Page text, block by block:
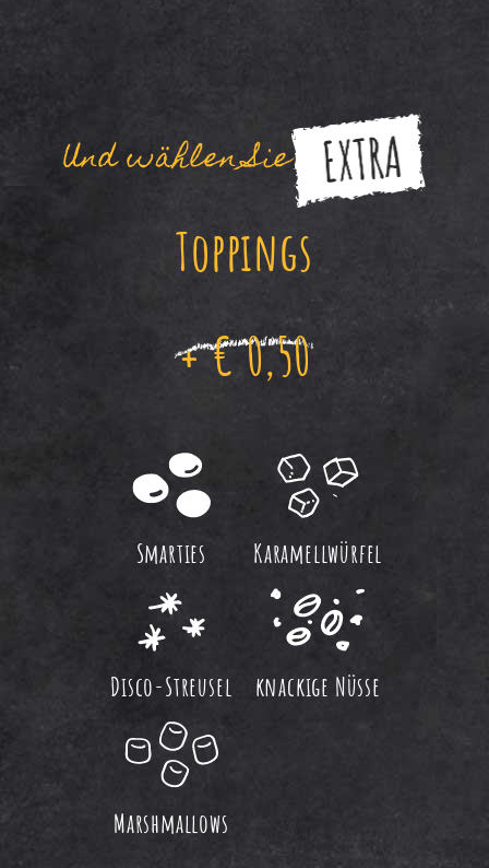
Und wählen Sie
Toppings
+ € 0,50
Smarties Karamellwürfel
Disco-Streusel knackige Nüsse
Marshmallows